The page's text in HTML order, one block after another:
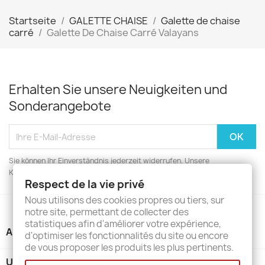
Startseite GALETTE CHAISE
Galette de chaise
carré
Galette De Chaise Carré Valayans
Erhalten Sie unsere Neuigkeiten und
Sonderangebote
Sie können Ihr Einverständnis jederzeit widerrufen. Unsere
Kontaktinformationen finden Sie u. a. in der Datenschutzerklärung.
ARTIKEL
UNTERNEHMEN
Respect de la vie privé
Nous utilisons des cookies propres ou tiers, sur
notre site, permettant de collecter des
statistiques afin d'améliorer votre expérience,
d'optimiser les fonctionnalités du site ou encore
de vous proposer les produits les plus pertinents.